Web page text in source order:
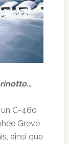
C-460
Greve
ainsi que